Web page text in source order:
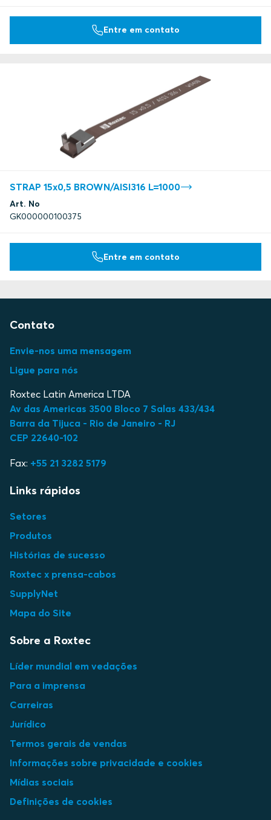
Entre em contato
STRAP 15x0,5 BROWN/AISI316 L=1000
Art. No
GK000000100375
Entre em contato
Contato
Envie-nos uma mensagem
Ligue para nós
Roxtec Latin America LTDA
Av das Americas 3500 Bloco 7 Salas 433/434
Barra da Tijuca - Rio de Janeiro - RJ
CEP 22640-102
Fax: +55 21 3282 5179
Links rápidos
Setores
Produtos
Histórias de sucesso
Roxtec x prensa-cabos
SupplyNet
Mapa do Site
Sobre a Roxtec
Líder mundial em vedações
Para a imprensa
Carreiras
Jurídico
Termos gerais de vendas
Informações sobre privacidade e cookies
Mídias sociais
Definições de cookies